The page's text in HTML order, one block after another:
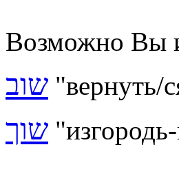
Возможно Вы
שוב "вернуть/
שוך